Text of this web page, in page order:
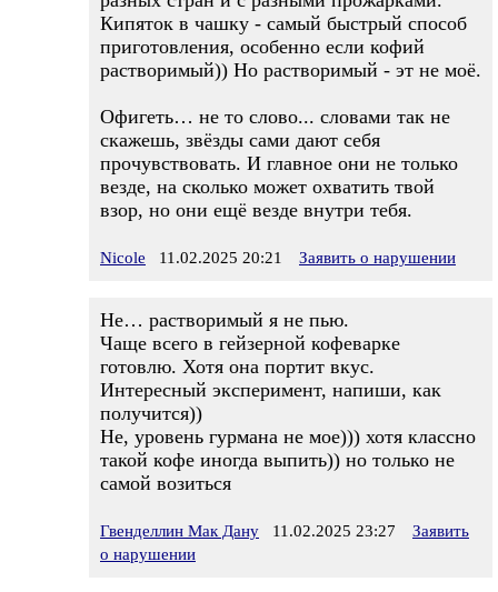
Кипяток в чашку - самый быстрый способ
приготовления, особенно если кофий
растворимый)) Но растворимый - эт не моё.
Офигеть… не то слово... словами так не
скажешь, звёзды сами дают себя
прочувствовать. И главное они не только
везде, на сколько может охватить твой
взор, но они ещё везде внутри тебя.
Nicole 11.02.2025 20:21 Заявить о нарушении
Не… растворимый я не пью.
Чаще всего в гейзерной кофеварке
готовлю. Хотя она портит вкус.
Интересный эксперимент, напиши, как
получится))
Не, уровень гурмана не мое))) хотя классно
такой кофе иногда выпить)) но только не
самой возиться
Гвенделлин Мак Дану 11.02.2025 23:27
Заявить
о нарушении